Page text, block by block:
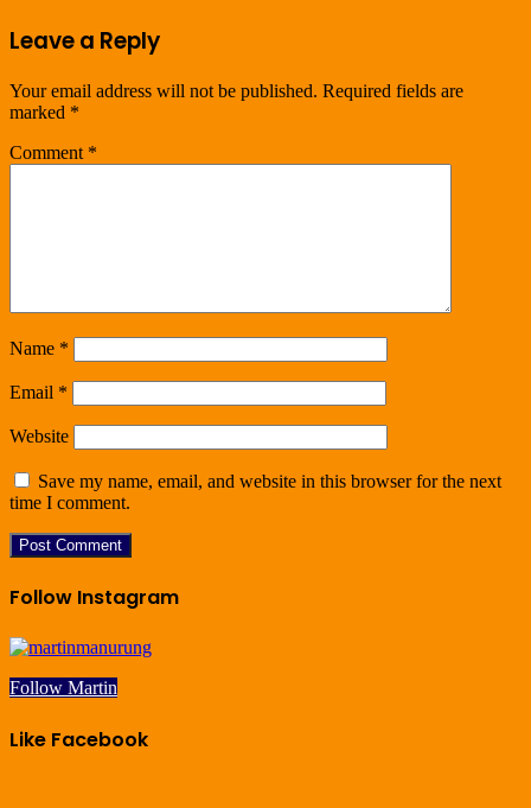
Leave a Reply
Your email address will not be published. Required fields are
marked *
Comment *
Name *
Email *
Website
Save my name, email, and website in this browser for the next
time I comment.
Follow Instagram
Follow Martin
Like Facebook